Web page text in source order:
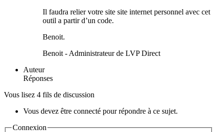
Il faudra relier votre site site internet personnel avec cet
outil a partir d’un code.
Benoit.
Benoit - Administrateur de LVP Direct
Auteur
Réponses
Vous lisez 4 fils de discussion
Vous devez être connecté pour répondre à ce sujet.
Connexion